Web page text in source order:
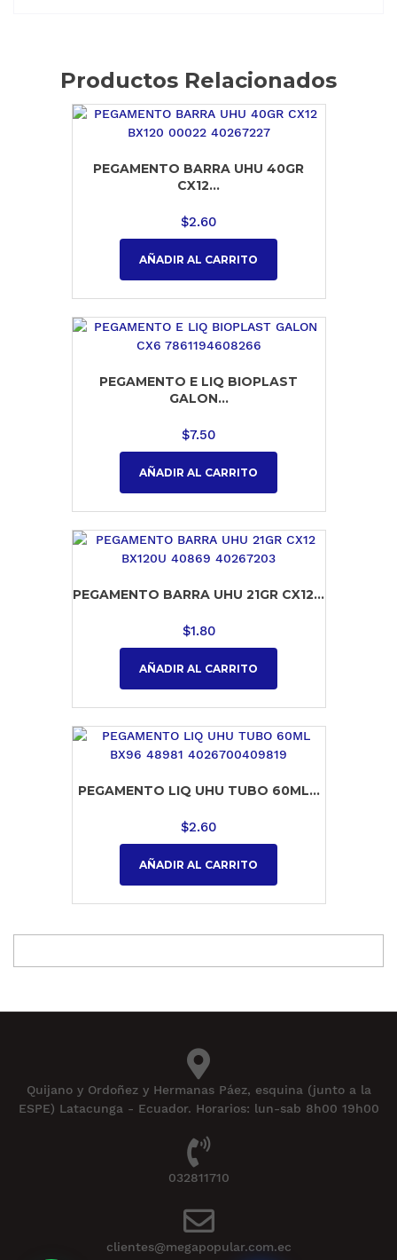
Productos Relacionados
PEGAMENTO BARRA UHU 40GR
CX12...
$2.60
AÑADIR AL CARRITO
PEGAMENTO E LIQ BIOPLAST
GALON...
$7.50
AÑADIR AL CARRITO
PEGAMENTO BARRA UHU 21GR CX12...
$1.80
AÑADIR AL CARRITO
PEGAMENTO LIQ UHU TUBO 60ML...
$2.60
AÑADIR AL CARRITO
Quijano y Ordoñez y Hermanas Páez, esquina (junto a la
ESPE) Latacunga - Ecuador. Horarios: lun-sab 8h00 19h00
032811710
clientes@megapopular.com.ec